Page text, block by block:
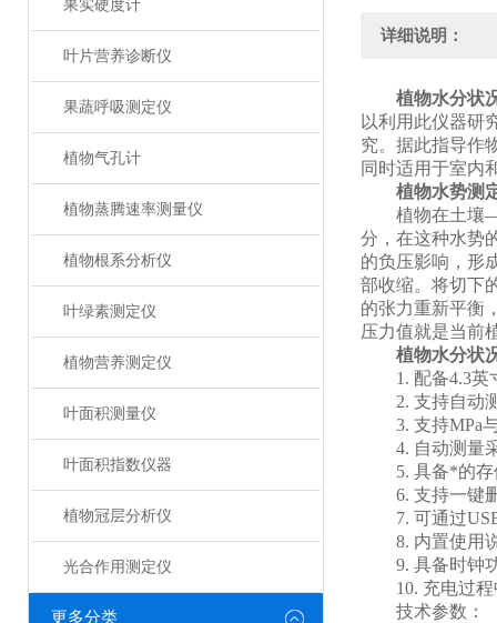
果实硬度计
叶片营养诊断仪
果蔬呼吸测定仪
植物气孔计
植物蒸腾速率测量仪
植物根系分析仪
叶绿素测定仪
植物营养测定仪
叶面积测量仪
叶面积指数仪器
植物冠层分析仪
光合作用测定仪
更多分类
详细说明：
植物水分状
以利用此仪器研
究。据此指导作
同时适用于室内
植物水势测
植物在土壤——
分，在这种水势
的负压影响，形
部收缩。将切下
的张力重新平衡
压力值就是当前
植物水分状
1. 配备4.3英寸
2. 支持自动测
3. 支持MPa与
4. 自动测量采
5. 具备*的存
6. 支持一键删
7. 可通过USB
8. 内置使用说
9. 具备时钟功
10. 充电过程
技术参数：